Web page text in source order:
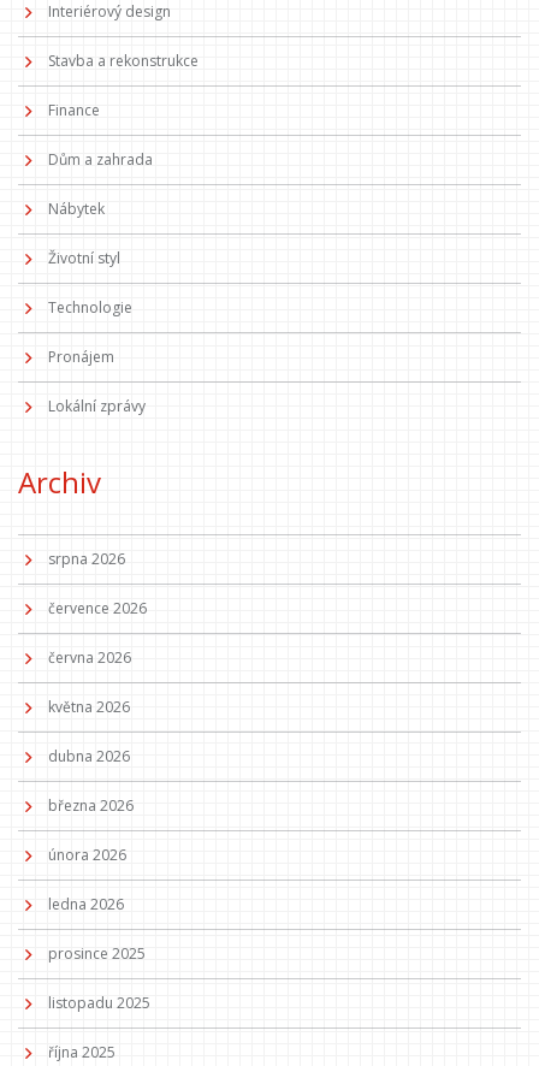
Interiérový design
Stavba a rekonstrukce
Finance
Dům a zahrada
Nábytek
Životní styl
Technologie
Pronájem
Lokální zprávy
Archiv
srpna 2026
července 2026
června 2026
května 2026
dubna 2026
března 2026
února 2026
ledna 2026
prosince 2025
listopadu 2025
října 2025